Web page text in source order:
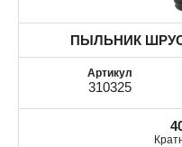
ПЫЛЬНИК
310325